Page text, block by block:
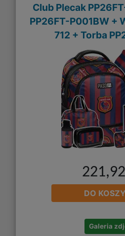
Club Plecak
PP26FT-P001BW +
712 + Torba
DO
Galeria